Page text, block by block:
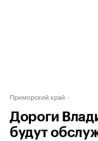
Приморский край
Дороги
будут